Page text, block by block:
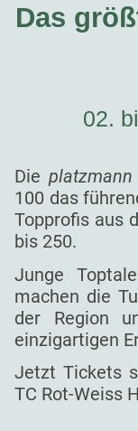
Das
02.
Dieplatzmann
100 das
Topprofis aus
bis 250.
Junge
machen die
der Region
einzigartigen
Jetzt Tickets
TC Rot-Weiss